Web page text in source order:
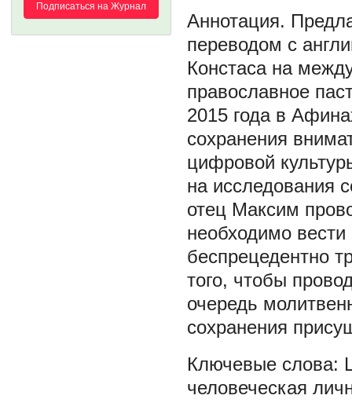
Подписаться на Журнал
переводом с
Констаса на
православное
2015 года в
сохранения
цифровой
на исследования
отец Максим
необходимо
беспрецедентно
того, чтобы
очередь
сохранения
человеческая